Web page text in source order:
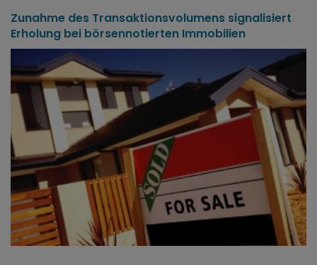
Zunahme des Transaktionsvolumens signalisiert
Erholung bei börsennotierten Immobilien